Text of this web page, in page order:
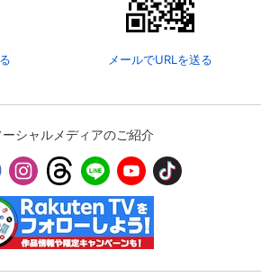
メールでURLを送る
シャルメディアのご紹介